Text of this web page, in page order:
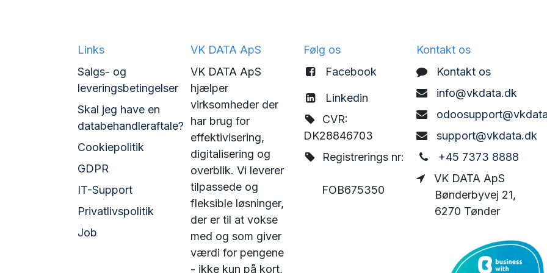
Følg os
Facebook
Linkedin
CVR:
DK28846703
Registrerings nr:
FOB675350
Kontakt os
Kontakt os
info@vkdata.dk
support@vkdata.dk
+45 7373 8888
VK DATA ApS
Bønderbyvej 21,
6270 Tønder
Links
Salgs- og
leveringsbetingelser
Skal jeg have en
databehandleraftale?
Cookiepolitik
GDPR
IT-Support
Privatlivspolitik
Job
VK DATA ApS
VK DATA ApS
hjælper
virksomheder der
har brug for
effektivisering,
digitalisering og
overblik. Vi leverer
tilpassede og
fleksible løsninger,
der er til at vokse
med og som giver
værdi for pengene
- ikke kun på kort,